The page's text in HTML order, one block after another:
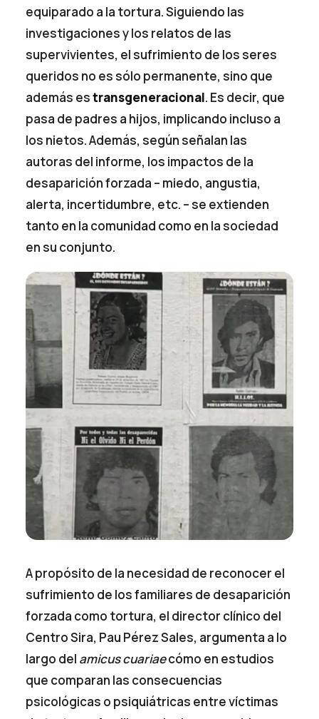
equiparado a la tortura. Siguiendo las
investigaciones y los relatos de las
supervivientes, el sufrimiento de los seres
queridos no es sólo permanente, sino que
además estransgeneracional. Es decir, que
pasa de padres a hijos, implicando incluso a
los nietos. Además, según señalan las
autoras del informe, los impactos de la
desaparición forzada – miedo, angustia,
alerta, incertidumbre, etc. – se extienden
tanto en la comunidad como en la sociedad
en su conjunto.
A propósito de la necesidad de reconocer el
sufrimiento de los familiares de desaparición
forzada como tortura, el director clínico del
Centro Sira, Pau Pérez Sales, argumenta a lo
largo del amicus cuariaecómo en estudios
que comparan las consecuencias
psicológicas o psiquiátricas entre víctimas